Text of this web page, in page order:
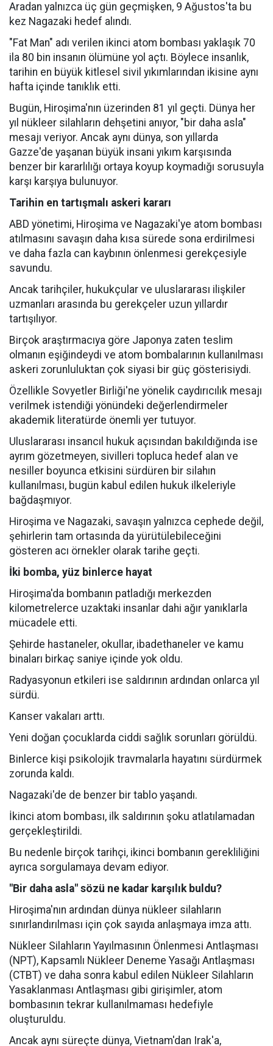
Aradan yalnızca üç gün geçmişken, 9 Ağustos'ta bu
kez Nagazaki hedef alındı.
"Fat Man" adı verilen ikinci atom bombası yaklaşık 70
ila 80 bin insanın ölümüne yol açtı. Böylece insanlık,
tarihin en büyük kitlesel sivil yıkımlarından ikisine aynı
hafta içinde tanıklık etti.
Bugün, Hiroşima'nın üzerinden 81 yıl geçti. Dünya her
yıl nükleer silahların dehşetini anıyor, "bir daha asla"
mesajı veriyor. Ancak aynı dünya, son yıllarda
Gazze'de yaşanan büyük insani yıkım karşısında
benzer bir kararlılığı ortaya koyup koymadığı sorusuyla
karşı karşıya bulunuyor.
Tarihin en tartışmalı askeri kararı
ABD yönetimi, Hiroşima ve Nagazaki'ye atom bombası
atılmasını savaşın daha kısa sürede sona erdirilmesi
ve daha fazla can kaybının önlenmesi gerekçesiyle
savundu.
Ancak tarihçiler, hukukçular ve uluslararası ilişkiler
uzmanları arasında bu gerekçeler uzun yıllardır
tartışılıyor.
Birçok araştırmacıya göre Japonya zaten teslim
olmanın eşiğindeydi ve atom bombalarının kullanılması
askeri zorunluluktan çok siyasi bir güç gösterisiydi.
Özellikle Sovyetler Birliği'ne yönelik caydırıcılık mesajı
verilmek istendiği yönündeki değerlendirmeler
akademik literatürde önemli yer tutuyor.
Uluslararası insancıl hukuk açısından bakıldığında ise
ayrım gözetmeyen, sivilleri topluca hedef alan ve
nesiller boyunca etkisini sürdüren bir silahın
kullanılması, bugün kabul edilen hukuk ilkeleriyle
bağdaşmıyor.
Hiroşima ve Nagazaki, savaşın yalnızca cephede değil,
şehirlerin tam ortasında da yürütülebileceğini
gösteren acı örnekler olarak tarihe geçti.
İki bomba, yüz binlerce hayat
Hiroşima'da bombanın patladığı merkezden
kilometrelerce uzaktaki insanlar dahi ağır yanıklarla
mücadele etti.
Şehirde hastaneler, okullar, ibadethaneler ve kamu
binaları birkaç saniye içinde yok oldu.
Radyasyonun etkileri ise saldırının ardından onlarca yıl
sürdü.
Kanser vakaları arttı.
Yeni doğan çocuklarda ciddi sağlık sorunları görüldü.
Binlerce kişi psikolojik travmalarla hayatını sürdürmek
zorunda kaldı.
Nagazaki'de de benzer bir tablo yaşandı.
İkinci atom bombası, ilk saldırının şoku atlatılamadan
gerçekleştirildi.
Bu nedenle birçok tarihçi, ikinci bombanın gerekliliğini
ayrıca sorgulamaya devam ediyor.
"Bir daha asla" sözü ne kadar karşılık buldu?
Hiroşima'nın ardından dünya nükleer silahların
sınırlandırılması için çok sayıda anlaşmaya imza attı.
Nükleer Silahların Yayılmasının Önlenmesi Antlaşması
(NPT), Kapsamlı Nükleer Deneme Yasağı Antlaşması
(CTBT) ve daha sonra kabul edilen Nükleer Silahların
Yasaklanması Antlaşması gibi girişimler, atom
bombasının tekrar kullanılmaması hedefiyle
oluşturuldu.
Ancak aynı süreçte dünya, Vietnam'dan Irak'a,